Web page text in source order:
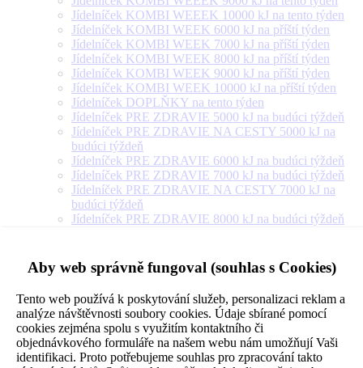
Aby web správně fungoval (souhlas s Cookies)
Tento web používá k poskytování služeb, personalizaci reklam a
analýze návštěvnosti soubory cookies. Údaje sbírané pomocí
cookies zejména spolu s využitím kontaktního či
objednávkového formuláře na našem webu nám umožňují Vaši
identifikaci. Proto potřebujeme souhlas pro zpracování takto
Jídelníček KOMBI WEEEK 10000 kJ na tento týden
Jídelníček KOMBI WEEK 6000 kJ na příští týden
Jídelníček KOMBI WEEK 7000 kJ na příští týden
Jídelníček KOMBI WEEK 8000 kJ na příští týden
Jídelníček KOMBI WEEK 9000 kJ na příští týden
Jídelníček KOMBI WEEK 10000 kJ na příští týden
Jídelníček DOPLŇKY na tento týden
Jídelníček PRE ZDRAVIE 5000 kJ na budúci týždeň
Jídelníček PRE ZDRAVIE NA CESTY 5000 kJ na
budúci týždeň
Jídelníček PRE ZDRAVIE 6000 kJ na budúci týždeň
Jídelníček PRE ZDRAVIE 7000 kJ na budúci týždeň
Jídelníček PRE ZDRAVIE NA CESTY 7000 kJ na
budúci týždeň
Jídelníček PRE ZDRAVIE 8000 kJ na budúci týždeň
Jídelníček PRE ZDRAVIE 9000 kJ na budúci týždeň
Jídelníček PRE ZDRAVIE NA CESTY 9000 kJ na
budúci týždeň
Jídelníček PRE ZDRAVIE 10000 kJ na budúci týždeň
Jídelníček PRE ZDRAVIE 12000 kJ na budúci týždeň
Jídelníček PRE ZDRAVIE 14000 kJ na budúci týždeň
Jídelníček PRE ZDRAVIE NA CESTY 10000 kJ na
budúci týždeň